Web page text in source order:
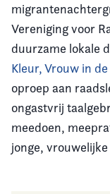
Vereniging voor
duurzame lokale
Kleur, Vrouw in de
oproep aan
ongastvrij
meedoen,
jonge,